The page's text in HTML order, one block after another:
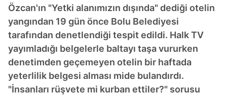
Özcan'ın "Yetki alanımızın dışında" dediği otelin
yangından 19 gün önce Bolu Belediyesi
tarafından denetlendiği tespit edildi. Halk TV
yayımladığı belgelerle baltayı taşa vururken
denetimden geçemeyen otelin bir haftada
yeterlilik belgesi alması mide bulandırdı.
"İnsanları rüşvete mi kurban ettiler?" sorusu